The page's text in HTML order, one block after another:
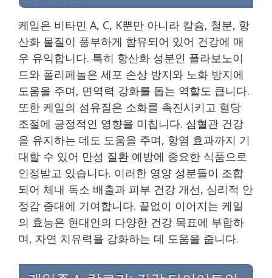
케일은 비타민 A, C, K뿐만 아니라 칼슘, 철분, 항
산화 물질이 풍부하게 함유되어 있어 건강에 매
우 유익합니다. 특히 항산화 성분인 플라보노이
드와 폴리페놀은 세포 손상 방지와 노화 방지에
도움을 주며, 면역력 강화를 돕는 역할도 큽니다.
또한 케일의 섬유질은 소화를 촉진시키고 혈당
조절에 긍정적인 영향을 미칩니다. 심혈관 건강
을 유지하는 데도 도움을 주며, 항염 효과까지 기
대할 수 있어 만성 질환 예방에 중요한 식품으로
인정받고 있습니다. 이러한 영양 성분들이 조합
되어 체내 독소 배출과 피부 건강 개선, 심리적 안
정감 증대에 기여합니다. 끝없이 이어지는 케일
의 효능은 현대인의 다양한 건강 목표에 부합하
며, 자연 치유력을 강화하는 데 도움을 줍니다.